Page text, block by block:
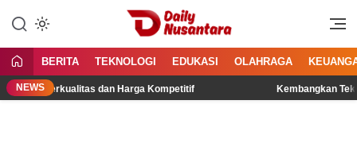
konten
Daily Nusantara
Menyajikan Fakta, Menginspirasi
BERITA TEKNOLOGI EDUKASI OLAHRAGA
NEWS
Berkualitas dan Harga Kompetitif Kembangkan